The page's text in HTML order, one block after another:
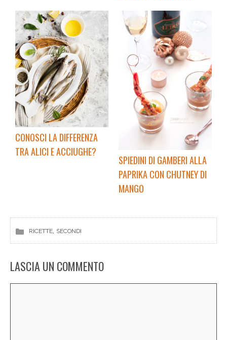
CONOSCI LA DIFFERENZA
TRA ALICI E ACCIUGHE?
SPIEDINI DI GAMBERI ALLA
PAPRIKA CON CHUTNEY DI
MANGO
RICETTE, SECONDI
LASCIA UN COMMENTO